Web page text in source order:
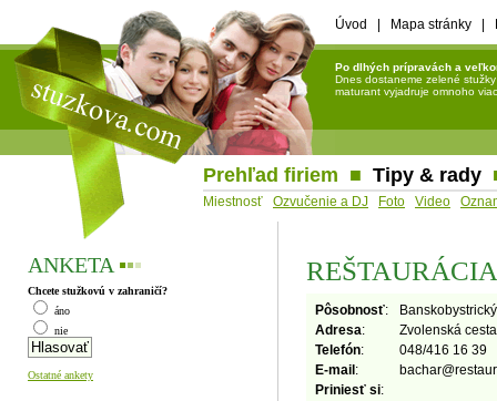
Úvod Mapa stránky
Po dlhých prípravách a
Dnes dostaneme zelené
maturant vyjadruje omnoho
Prehľad firiem ■ Tipy & rady
Miestnosť Ozvučenie a DJ Foto Video
ANKETA ▪▪▪
Chcete stužkovú v zahraničí?
áno
nie
Ostatné ankety
Pôsobnosť:
Adresa:
Zvolenská
Telefón:
048/416 16 39
E-mail : bachar@
Priniesť si: